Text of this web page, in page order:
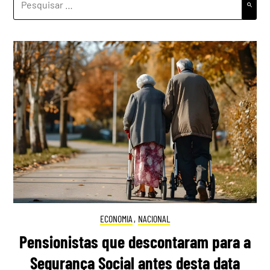
POR:
ECONOMIA , NACIONAL
Pensionistas que descontaram para a
Segurança Social antes desta data